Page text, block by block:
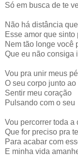
Só em busca de te
Não há distância
Esse amor que sinto
Nem tão longe você
Que eu não consiga
Vou pra unir meus
O seu corpo junto ao
Sentir meu coração
Pulsando com o seu
Vou percorrer toda a
Que for preciso pra
Para acabar com
E minha vida